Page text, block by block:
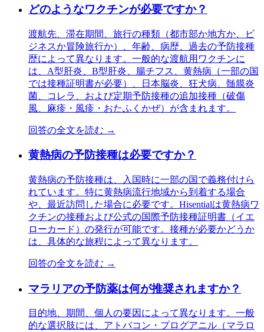
どのようなワクチンが必要ですか？
渡航先、滞在期間、旅行の種類（都市部か地方か、ビ
ジネスか冒険旅行か）、年齢、病歴、過去の予防接種
歴によって異なります。一般的な渡航用ワクチンに
は、A型肝炎、B型肝炎、腸チフス、黄熱病（一部の国
では接種証明書が必要）、日本脳炎、狂犬病、髄膜炎
菌、コレラ、および定期予防接種の追加接種（破傷
風、麻疹・風疹・おたふくかぜ）が含まれます。
回答の全文を読む →
黄熱病の予防接種は必要ですか？
黄熱病の予防接種は、入国時に一部の国で義務付けら
れています。特に黄熱病流行地域から到着する場合
や、最近訪問した場合に必要です。Hisentialは黄熱病ワ
クチンの接種および公式の国際予防接種証明書（イエ
ローカード）の発行が可能です。接種が必要かどうか
は、具体的な旅程によって異なります。
回答の全文を読む →
マラリアの予防薬は何が推奨されますか？
目的地、期間、個人の要因によって異なります。一般
的な選択肢には、アトバコン・プログアニル（マラロ